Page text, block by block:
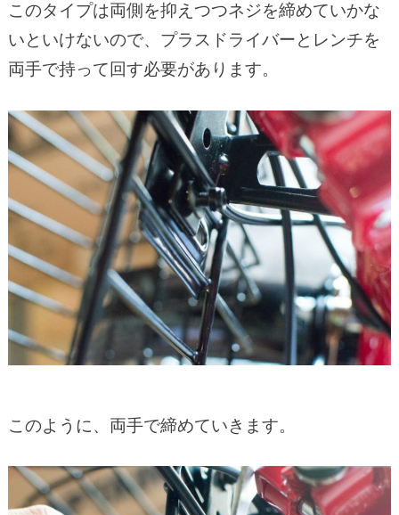
このタイプは両側を抑えつつネジを締めていかな
いといけないので、プラスドライバーとレンチを
両手で持って回す必要があります。
このように、両手で締めていきます。